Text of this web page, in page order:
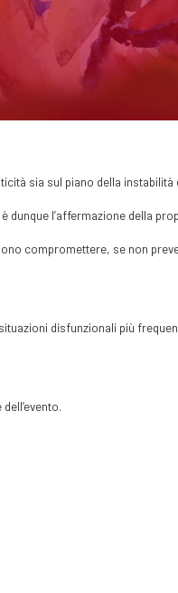
sia sul piano della
dunque l’affermazione della
compromettere, se non
disfunzionali più